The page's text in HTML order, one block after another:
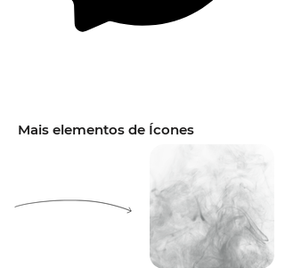
Mais elementos de Ícones